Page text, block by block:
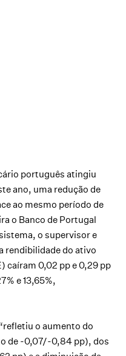
português atingiu
ano, uma redução de
ao mesmo período de
o Banco de Portugal
o supervisor e
rendibilidade do ativo
caíram 0,02 pp e 0,29 pp
e 13,65%,
o aumento do
de -0,07/-0,84 pp), dos